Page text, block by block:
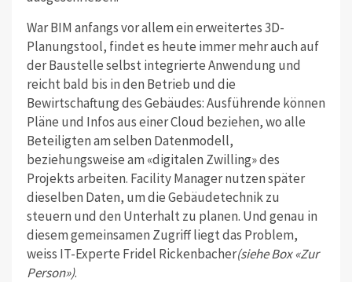
War BIM anfangs vor allem ein erweitertes 3D-
Planungstool, findet es heute immer mehr auch auf
der Baustelle selbst integrierte Anwendung und
reicht bald bis in den Betrieb und die
Bewirtschaftung des Gebäudes: Ausführende können
Pläne und Infos aus einer Cloud beziehen, wo alle
Beteiligten am selben Datenmodell,
beziehungsweise am «digitalen Zwilling» des
Projekts arbeiten. Facility Manager nutzen später
dieselben Daten, um die Gebäudetechnik zu
steuern und den Unterhalt zu planen. Und genau in
diesem gemeinsamen Zugriff liegt das Problem,
weiss IT-Experte Fridel Rickenbacher(siehe Box «Zur
Person»).